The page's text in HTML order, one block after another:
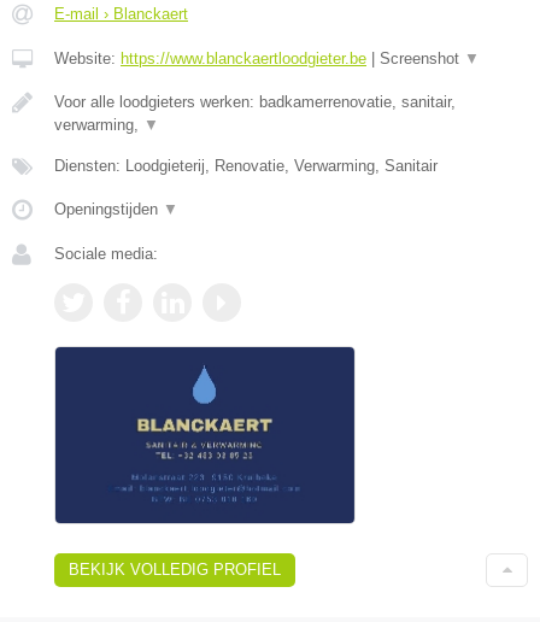
E-mail › Blanckaert
Website: https://www.blanckaertloodgieter.be Screenshot ▼
Voor alle loodgieters werken: badkamerrenovatie, sanitair,
verwarming,
▼
Diensten: Loodgieterij, Renovatie, Verwarming, Sanitair
Openingstijden ▼
Sociale media:
BEKIJK VOLLEDIG PROFIEL